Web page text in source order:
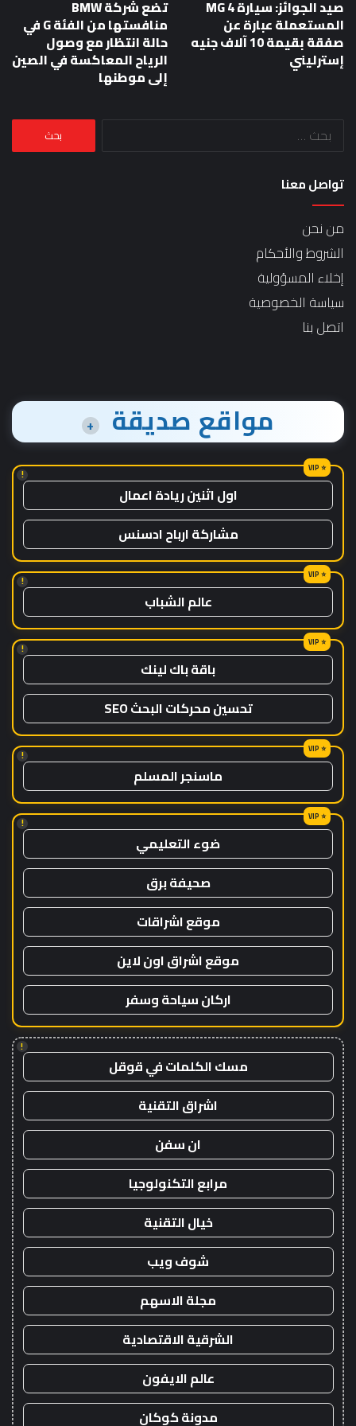
صيد الجوائز: سيارة MG 4
المستعملة عبارة عن
صفقة بقيمة 10 آلاف جنيه
إسترليني
تضع شركة BMW
منافستها من الفئة G في
حالة انتظار مع وصول
الرياح المعاكسة في الصين
إلى موطنها
البحث
تواصل معنا
من نحن
الشروط والأحكام
إخلاء المسؤولية
سياسة الخصوصية
اتصل بنا
مواقع صديقة +
!
اول اثنين ريادة اعمال
مشاركة ارباح ادسنس
!
عالم الشباب
!
باقة باك لينك
تحسين محركات البحث SEO
!
ماسنجر المسلم
!
ضوء التعليمي
صحيفة برق
موقع اشراقات
موقع اشراق اون لاين
اركان سياحة وسفر
!
مسك الكلمات في قوقل
اشراق التقنية
ان سفن
مرابع التكنولوجيا
خيال التقنية
شوف ويب
مجلة الاسهم
الشرقية الاقتصادية
عالم الايفون
مدونة كوكان